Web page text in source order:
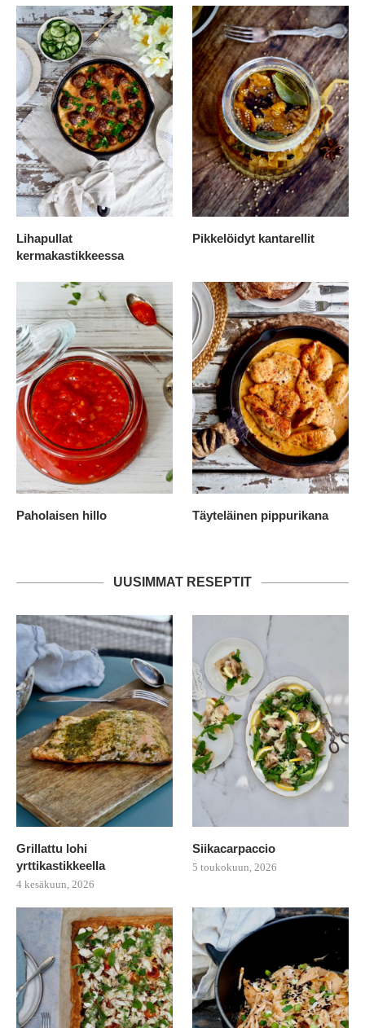
Lihapullat
kermakastikkeessa
Pikkelöidyt kantarellit
Paholaisen hillo Täyteläinen pippurikana
UUSIMMAT RESEPTIT
Grillattu lohi
yrttikastikkeella
4 kesäkuun, 2026
Siikacarpaccio
5 toukokuun, 2026